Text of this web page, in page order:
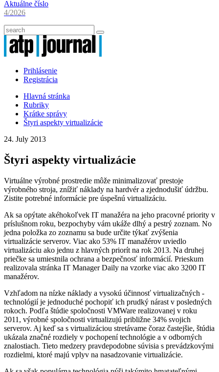
Aktuálne číslo
4/2026
Prihlásenie
Registrácia
Hlavná stránka
Rubriky
Krátke správy
Štyri aspekty virtualizácie
24. July 2013
Štyri aspekty virtualizácie
Virtuálne výrobné prostredie môže minimalizovať prestoje
výrobného stroja, znížiť náklady na hardvér a zjednodušiť údržbu.
Zistite potrebné informácie pre úspešnú virtualizáciu.
Ak sa opýtate akéhokoľvek IT manažéra na jeho pracovné priority v
príslušnom roku, bezpochyby vám ukáže dlhý a pestrý zoznam. No
jedna položka zo zoznamu sa bude určite týkať zvýšenia
virtualizácie serverov. Viac ako 53% IT manažérov uviedlo
virtualizáciu ako jednu z hlavných priorít na rok 2013. Na druhej
priečke sa umiestnila ochrana a bezpečnosť informácií. Prieskum
realizovala stránka IT Manager Daily na vzorke viac ako 3200 IT
manažérov.
Vzhľadom na nízke náklady a vysokú účinnosť virtualizačných ­
technológií je jednoduché pochopiť ich prudký nárast v posledných
rokoch. Podľa štúdie spoločnosti VMWare realizovanej v roku
2011, výrobné spoločnosti virtualizujú približne 34% svojich
serverov. Aj keď sa s virtualizáciou stretávame čoraz častejšie, štúdia
ukázala značné rozdiely v pochopení technológie a v odborných
znalostiach. Tieto medzery pravdepodobne súvisia s prevádzkovými
rozdielmi, ktoré majú vplyv na nasadzovanie virtualizácie.